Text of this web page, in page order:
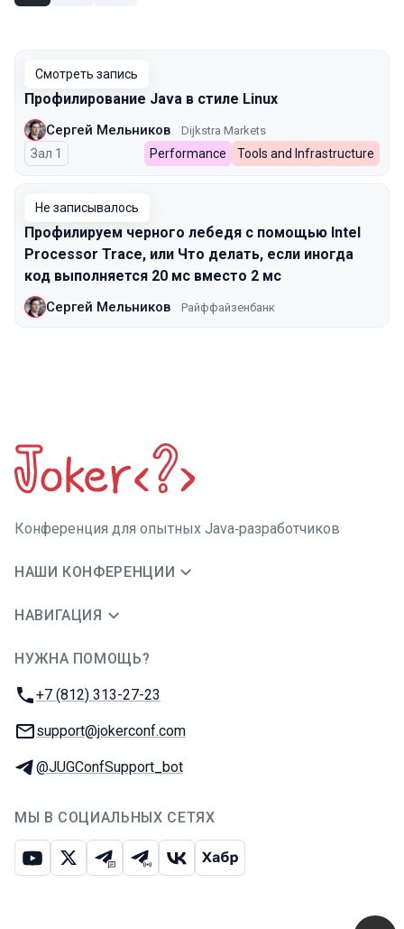
Смотреть запись
Профилирование Java в стиле Linux
Сергей Мельников Dijkstra Markets
Зал 1 Performance Tools and Infrastructure
Не записывалось
Профилируем черного лебедя с помощью Intel
Processor Trace, или Что делать, если иногда
код выполняется 20 мс вместо 2 мс
Сергей Мельников Райффайзенбанк
Конференция для опытных Java‑разработчиков
НАШИ КОНФЕРЕНЦИИ
НАВИГАЦИЯ
НУЖНА ПОМОЩЬ?
Телефон:
+7 (812) 313-27-23
E-mail:
support@jokerconf.com
Телеграм:
@JUGConfSupport_bot
МЫ В СОЦИАЛЬНЫХ СЕТЯХ
ЮтубИкс Телеграм-чат
Телеграм-канал
ВКонтакте
Хабр